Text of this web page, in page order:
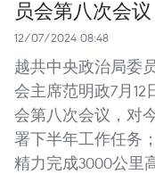
员会第八次会议
12/07/2024 08:48
越共中央政治局委
会主席范明政7月
会第八次会议，对
署下半年工作任务
精力完成3000公里